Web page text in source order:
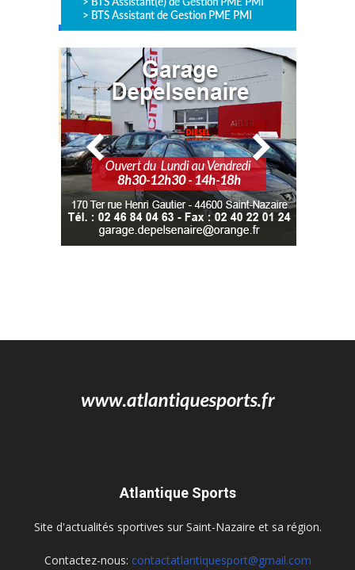
Atlantique Sports
Site d'actualités sportives sur Saint-Nazaire et sa région.
Contactez-nous: contactatlantiquesport@gmail.com